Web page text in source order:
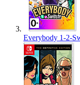
Everybody 1-2-